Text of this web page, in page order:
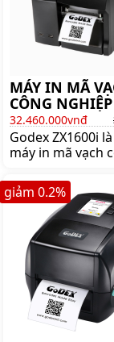
MÁY IN MÃ
CÔNG
ZX1600i
32.460.000vnđ
Godex ZX1600i
máy in mã vạch
thị trường của
Mua máy in mã
nghiệp godex
chính hãng lên
shopposvn
giảm 0.2%